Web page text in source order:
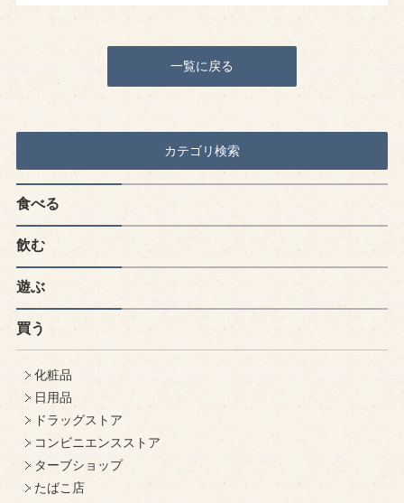
カテゴリ検索
食べる
飲む
遊ぶ
買う
化粧品
日用品
ドラッグストア
コンビニエンスストア
ターブショップ
たばこ店
一覧に戻る